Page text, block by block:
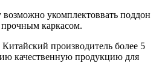
укомплектоввать поддон
каркасом.
производитель более 5
качественную продукцию для